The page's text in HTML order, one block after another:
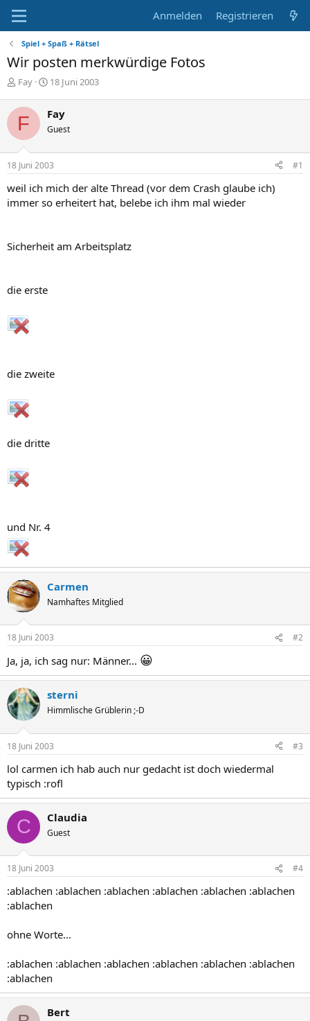
Anmelden Registrieren
Spiel + Spaß + Rätsel
Wir posten merkwürdige Fotos
E
s
t
e
l
l
e
Fay
E
t
e
l
t
m
18 Juni 2003
F Fay
Guest
18 Juni 2003 #1
weil ich mich der alte Thread (vor dem Crash glaube ich)
immer so erheitert hat, belebe ich ihm mal wieder
Sicherheit am Arbeitsplatz
die erste
die zweite
die dritte
und Nr. 4
Carmen
Namhaftes Mitglied
18 Juni 2003 #2
Ja, ja, ich sag nur: Männer... 😀
sterni
Himmlische Grüblerin ;-D
18 Juni 2003 #3
lol carmen ich hab auch nur gedacht ist doch wiedermal
typisch :rofl
C Claudia
Guest
18 Juni 2003 #4
:ablachen :ablachen :ablachen :ablachen :ablachen :ablachen
:ablachen
ohne Worte...
:ablachen :ablachen :ablachen :ablachen :ablachen :ablachen
:ablachen
Bert